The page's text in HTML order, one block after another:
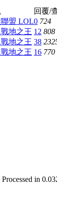
回覆/
盟 LOL0 724
地之王 12 808
地之王 38
地之王 16 770
Processed in